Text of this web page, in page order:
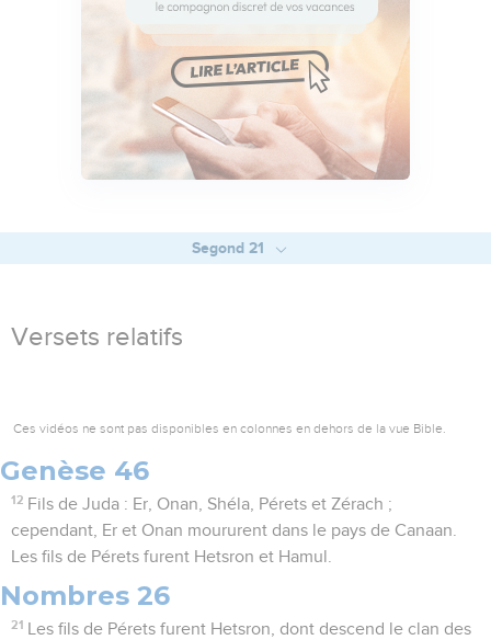
Segond 21
Versets relatifs
Ces vidéos ne sont pas disponibles en colonnes en dehors de la vue Bible.
Genèse 46
12 Fils de Juda : Er, Onan, Shéla, Pérets et Zérach ;
cependant, Er et Onan moururent dans le pays de Canaan.
Les fils de Pérets furent Hetsron et Hamul.
Nombres 26
21
Les fils de Pérets furent Hetsron, dont descend le clan des